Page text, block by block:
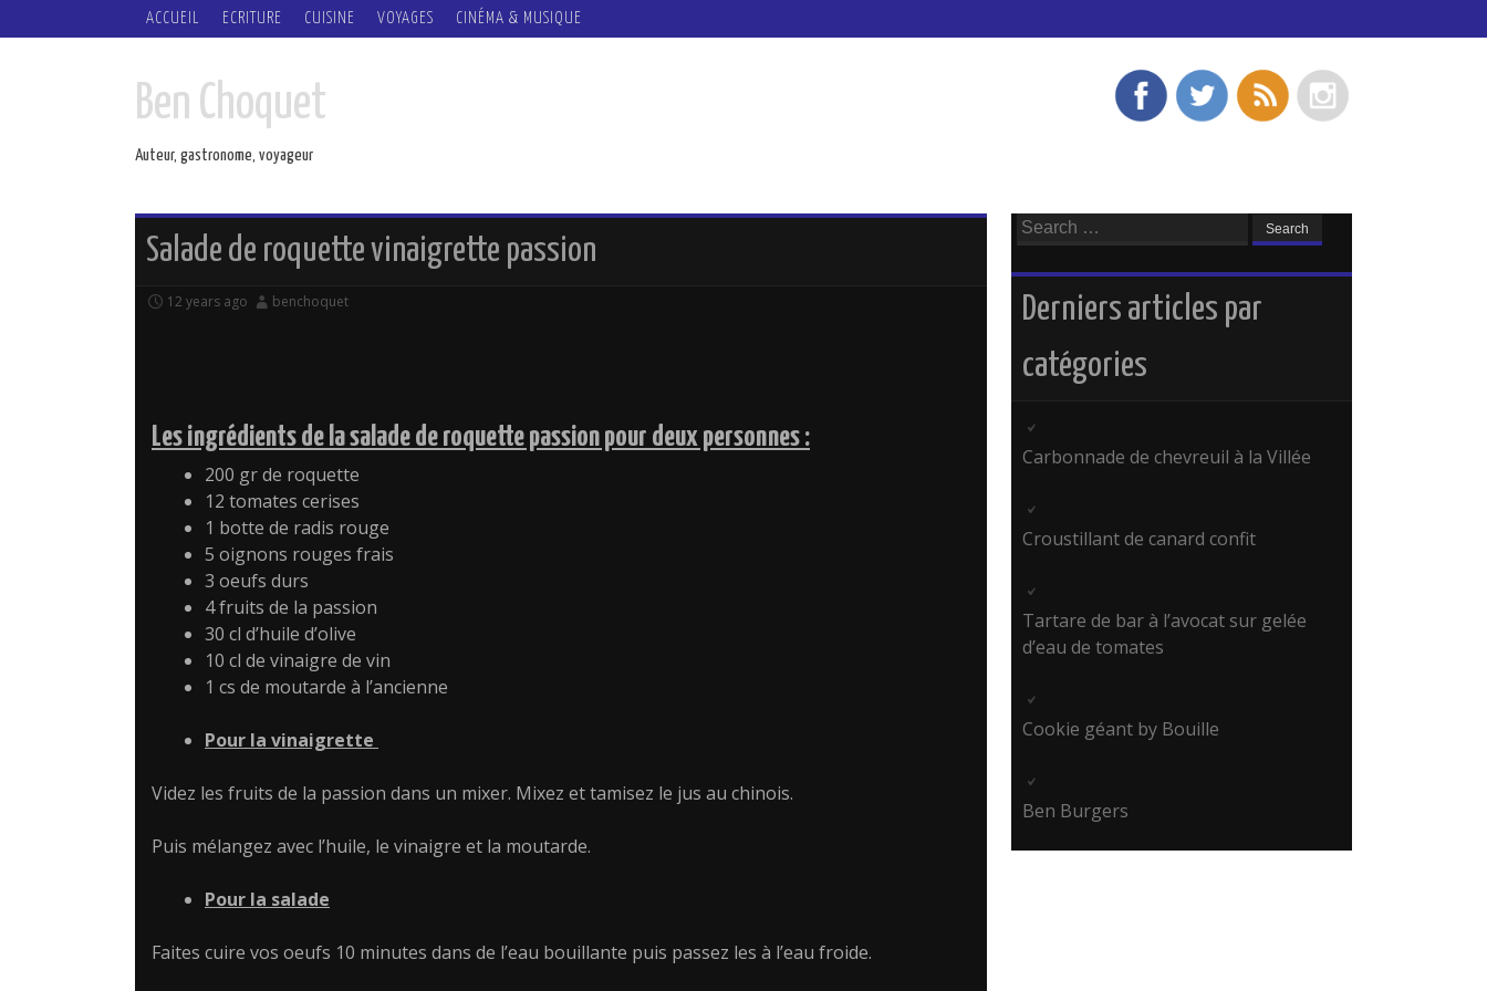
SKIP
ACCUEIL ECRITURE CUISINE VOYAGES CINÉMA & MUSIQUE
Ben Choquet
Auteur, gastronome, voyageur
Salade de roquette vinaigrette passion
12 years ago benchoquet
Les ingrédients de la salade de roquette passion pour deux personnes :
200 gr de roquette
12 tomates cerises
1 botte de radis rouge
5 oignons rouges frais
3 oeufs durs
4 fruits de la passion
30 cl d’huile d’olive
10 cl de vinaigre de vin
1 cs de moutarde à l’ancienne
Pour la vinaigrette
Videz les fruits de la passion dans un mixer. Mixez et tamisez le jus au chinois.
Puis mélangez avec l’huile, le vinaigre et la moutarde.
Pour la salade
Faites cuire vos oeufs 10 minutes dans de l’eau bouillante puis passez les à l’eau froide.
Search
for:
Derniers articles par
catégories
Carbonnade de chevreuil à la Villée
Croustillant de canard confit
Tartare de bar à l’avocat sur gelée
d’eau de tomates
Cookie géant by Bouille
Ben Burgers